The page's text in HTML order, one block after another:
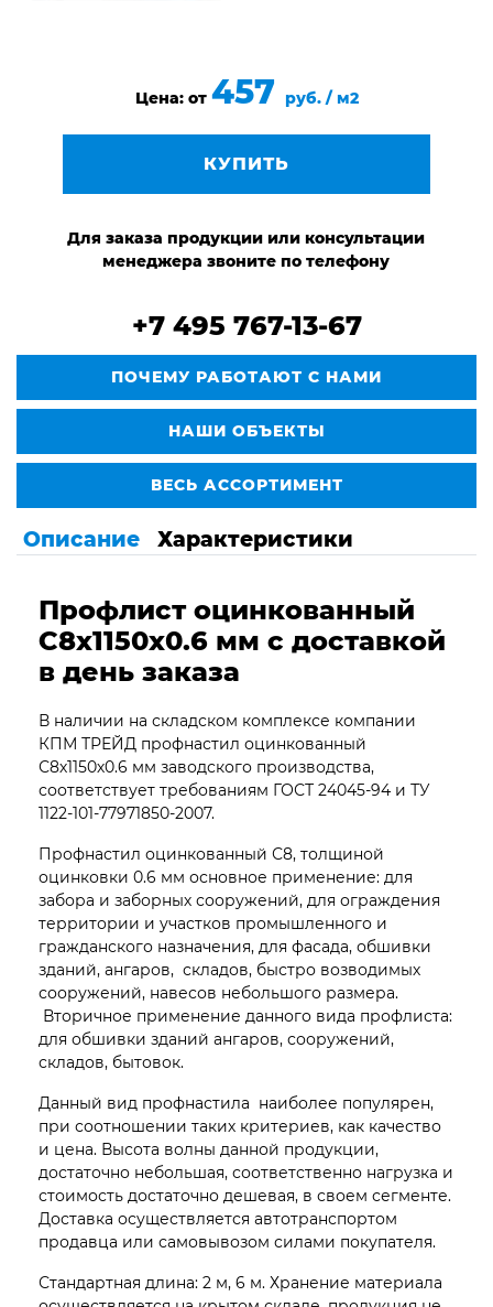
Цена: от 457 руб. / м2
КУПИТЬ
Для заказа продукции или консультации
менеджера звоните по телефону
+7 495 767-13-67
ПОЧЕМУ РАБОТАЮТ С НАМИ
НАШИ ОБЪЕКТЫ
ВЕСЬ АССОРТИМЕНТ
Описание Характеристики
Профлист оцинкованный
С8х1150х0.6 мм с доставкой
в день заказа
В наличии на складском комплексе компании
КПМ ТРЕЙД профнастил оцинкованный
С8х1150х0.6 мм заводского производства,
соответствует требованиям ГОСТ 24045-94 и ТУ
1122-101-77971850-2007.
Профнастил оцинкованный С8, толщиной
оцинковки 0.6 мм основное применение: для
забора и заборных сооружений, для ограждения
территории и участков промышленного и
гражданского назначения, для фасада, обшивки
зданий, ангаров, складов, быстро возводимых
сооружений, навесов небольшого размера.
Вторичное применение данного вида профлиста:
для обшивки зданий ангаров, сооружений,
складов, бытовок.
Данный вид профнастила наиболее популярен,
при соотношении таких критериев, как качество
и цена. Высота волны данной продукции,
достаточно небольшая, соответственно нагрузка и
стоимость достаточно дешевая, в своем сегменте.
Доставка осуществляется автотранспортом
продавца или самовывозом силами покупателя.
Стандартная длина: 2 м, 6 м. Хранение материала